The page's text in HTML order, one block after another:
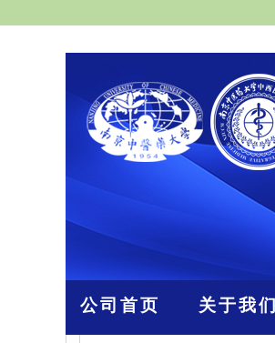
公司首页 关于我们